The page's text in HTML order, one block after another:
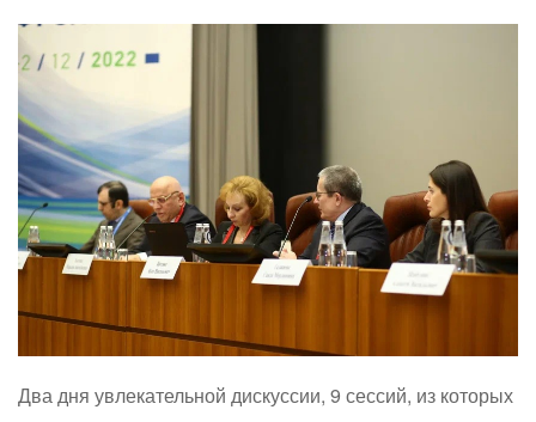
Два дня увлекательной дискуссии, 9 сессий, из которых